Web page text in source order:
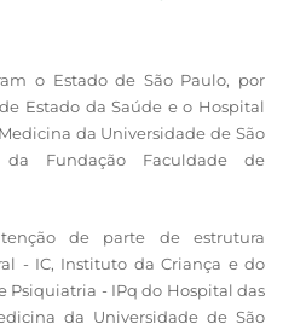
o Estado de São Paulo, por
Estado da Saúde e o Hospital
da Universidade de São
Fundação Faculdade de
de parte de estrutura
- IC, Instituto da Criança e do
Psiquiatria - IPq do Hospital das
da Universidade de São